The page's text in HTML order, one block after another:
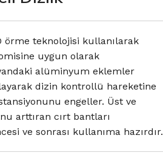
örme teknolojisi kullanılarak
uygun olarak
alüminyum eklemler
dizin kontrollü hareketine
engeller. Üst ve
arttıran cırt bantları
ve sonrası kullanıma hazırdır.